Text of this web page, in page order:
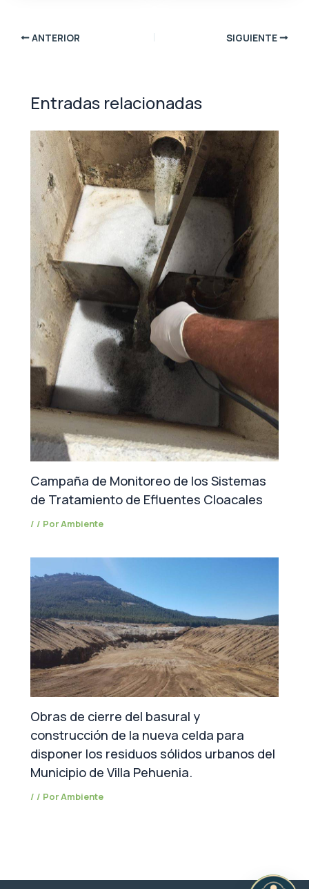
ANTERIOR SIGUIENTE
Entradas relacionadas
Campaña de Monitoreo de los Sistemas
de Tratamiento de Efluentes Cloacales
/ / PorAmbiente
Obras de cierre del basural y
construcción de la nueva celda para
disponer los residuos sólidos urbanos del
Municipio de Villa Pehuenia.
/ / PorAmbiente